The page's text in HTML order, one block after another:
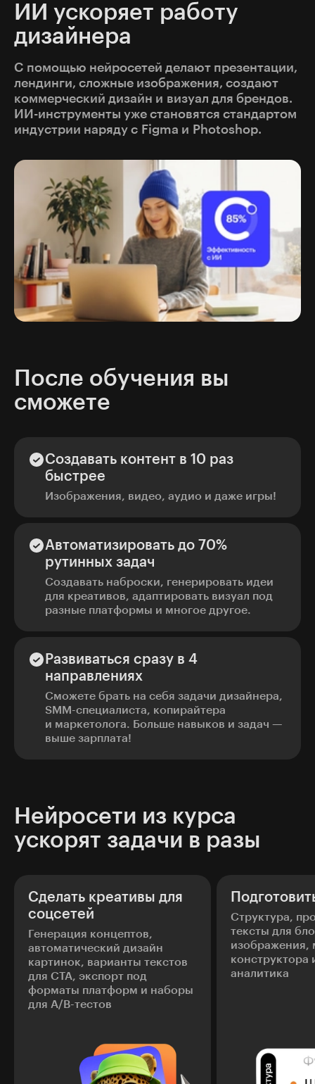
ИИ ускоряет работу
дизайнера
С помощью нейросетей делают презентации,
лендинги, сложные изображения, создают
коммерческий дизайн и визуал для брендов.
ИИ-инструменты уже становятся стандартом
индустрии наряду с Figma и Photoshop.
После обучения вы
сможете
Создавать контент в 10 раз
быстрее
Изображения, видео, аудио и даже игры!
Автоматизировать до 70%
рутинных задач
Создавать наброски, генерировать идеи
для креативов, адаптировать визуал под
разные платформы и многое другое.
Развиваться сразу в 4
направлениях
Сможете брать на себя задачи дизайнера,
SMM-специалиста, копирайтера
и маркетолога. Больше навыков и задач —
выше зарплата!
Нейросети из курса
ускорят задачи в разы
Сделать креативы для
соцсетей
Генерация концептов,
автоматический дизайн
картинок, варианты текстов
для CTA, экспорт под
форматы платформ и наборы
для A/B-тестов
Структура,
тексты для
изображения,
конструктора
аналитика